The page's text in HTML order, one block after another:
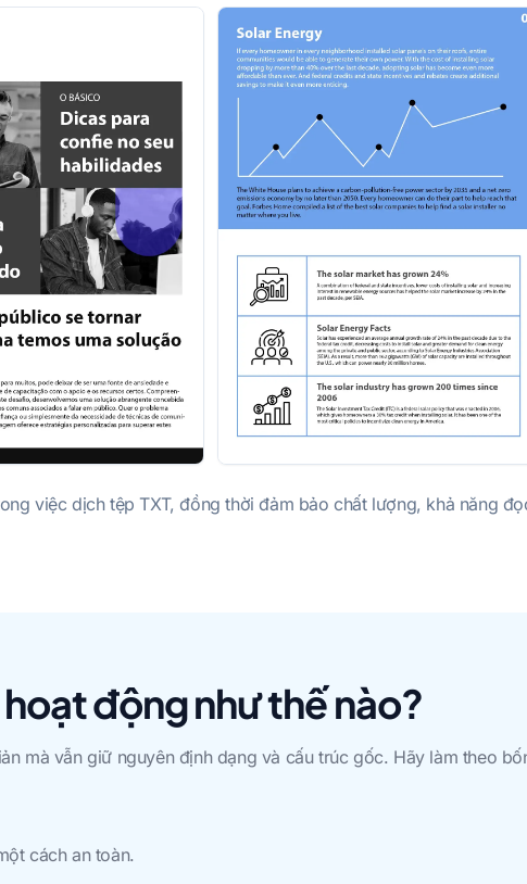
việc dịch tệp TXT, đồng thời đảm bảo chất lượng, khả năng
động như thế nào?
mà vẫn giữ nguyên định dạng và cấu trúc gốc. Hãy làm theo
cách an toàn.